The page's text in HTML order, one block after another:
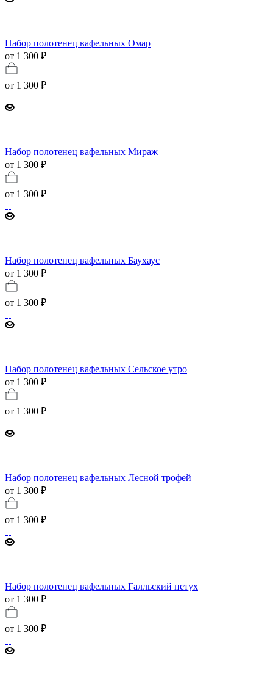
Набор полотенец вафельных Омар
от 1 300 ₽
от 1 300 ₽
Набор полотенец вафельных Мираж
от 1 300 ₽
от 1 300 ₽
Набор полотенец вафельных Баухаус
от 1 300 ₽
от 1 300 ₽
Набор полотенец вафельных Сельское утро
от 1 300 ₽
от 1 300 ₽
Набор полотенец вафельных Лесной трофей
от 1 300 ₽
от 1 300 ₽
Набор полотенец вафельных Галльский петух
от 1 300 ₽
от 1 300 ₽